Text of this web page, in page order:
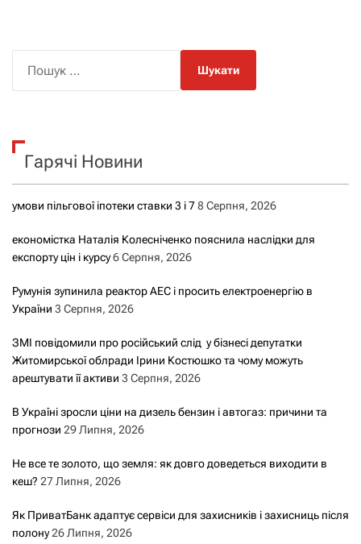
к
Гарячі Новини
умови пільгової іпотеки ставки 3 і 78 Серпня, 2026
економістка Наталія Колесніченко пояснила наслідки для
експорту цін і курсу6 Серпня, 2026
Румунія зупинила реактор АЕС і просить електроенергію в
України 3 Серпня, 2026
ЗМІ повідомили про російський слід у бізнесі депутатки
Житомирської облради Ірини Костюшко та чому можуть
арештувати її активи 3 Серпня, 2026
В Україні зросли ціни на дизель бензин і автогаз: причини та
прогнози 29 Липня, 2026
Не все те золото, що земля: як довго доведеться виходити в
кеш? 27 Липня, 2026
Як ПриватБанк адаптує сервіси для захисників і захисниць після
полону26 Липня, 2026